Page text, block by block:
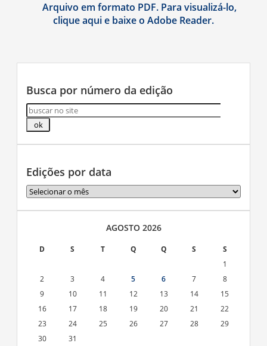
Arquivo em formato PDF. Para visualizá-lo,
clique aqui e baixe o Adobe Reader.
Busca por número da edição
Edições por data
Edições
por
data
AGOSTO 2026
D S T Q Q S
S
1
2
3 4 5 6 7
8
9
10 11 12 13 14
15
16
17 18 19 20 21
22
23
24 25 26 27 28
29
30
31